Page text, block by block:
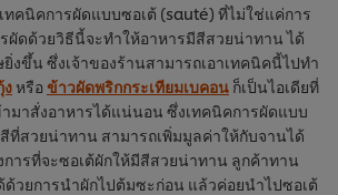
ทคนิคการผัดแบบซอเต้ (sauté) ที่ไม่ใช่แค่การ
ผัดด้วยวิธีนี้จะทำให้อาหารมีสีสวยน่าทาน ได้
งขึ้น ซึ่งเจ้าของร้านสามารถเอาเทคนิคนี้ไปทำ
หรือ ข้าวผัดพริกกระเทียมเบคอน ก็เป็นไอเดียที่
มาสั่งอาหารได้แน่นอน ซึ่งเทคนิคการผัดแบบ
ที่สวยน่าทาน สามารถเพิ่มมูลค่าให้กับจานได้
ารที่จะซอเต้ผักให้มีสีสวยน่าทาน ลูกค้าทาน
วยการนำผักไปต้มซะก่อน แล้วค่อยนำไปซอเต้